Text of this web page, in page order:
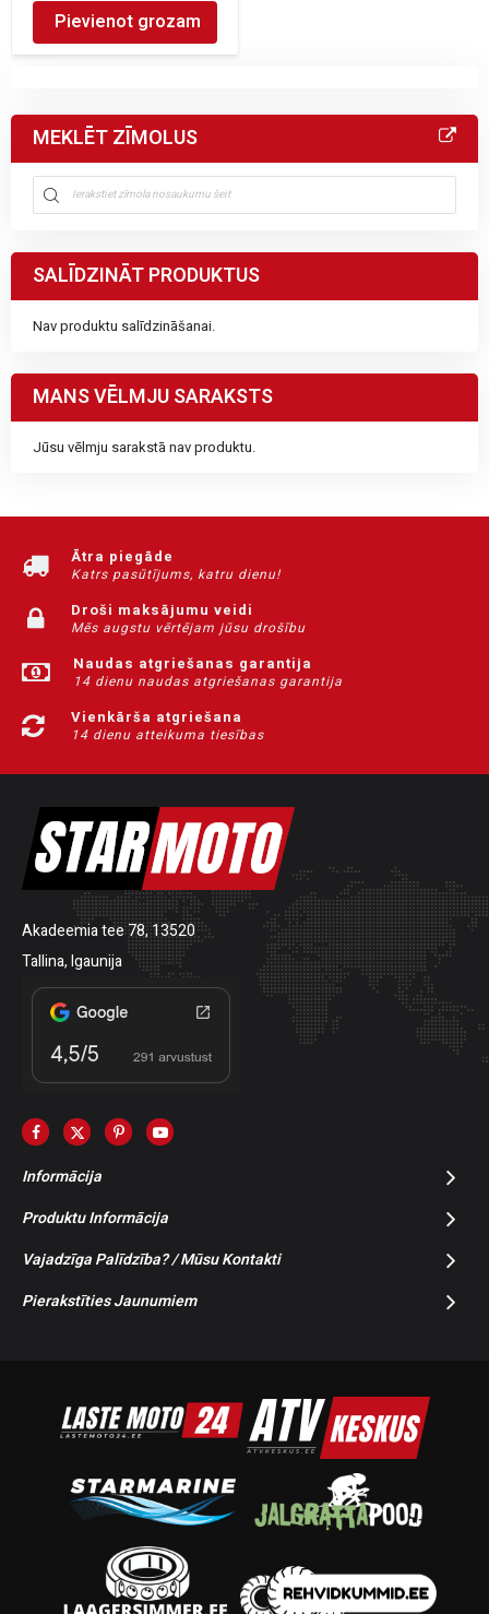
Pievienot grozam
MEKLĒT ZĪMOLUS
SALĪDZINĀT PRODUKTUS
Nav produktu salīdzināšanai.
MANS VĒLMJU SARAKSTS
Jūsu vēlmju sarakstā nav produktu.
Ātra piegāde
Katrs pasūtījums, katru dienu!
Droši maksājumu veidi
Mēs augstu vērtējam jūsu drošību
Naudas atgriešanas garantija
14 dienu naudas atgriešanas garantija
Vienkārša atgriešana
14 dienu atteikuma tiesības
Akadeemia tee 78, 13520
Tallina, Igaunija
Informācija
Produktu Informācija
Vajadzīga Palīdzība? / Mūsu Kontakti
Pierakstīties Jaunumiem